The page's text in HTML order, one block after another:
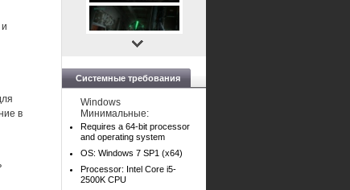
в
Системные требования
Windows
Минимальные:
Requires a 64-bit processor
and operating system
OS: Windows 7 SP1 (x64)
Processor: Intel Core i5-
2500K CPU